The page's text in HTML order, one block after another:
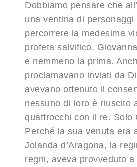
Dobbiamo pensare che
una ventina di
percorrere la medesima
profeta salvifico.
e nemmeno la prima.
proclamavano inviati da
avevano ottenuto il
nessuno di loro è riuscito
quattrocchi con il re. Solo
Perché la sua venuta era
Jolanda d’Aragona, la
regni, aveva provveduto